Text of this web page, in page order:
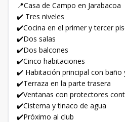
📍Casa de Campo en Jarabacoa
✔️ Tres niveles
✔️Cocina en el primer y tercer
✔️Dos salas
✔️Dos balcones
✔️Cinco habitaciones
✔️ Habitación principal con baño
✔️Terraza en la parte trasera
✔️Ventanas con protectores
✔️Cisterna y tinaco de agua
✔️Próximo al club